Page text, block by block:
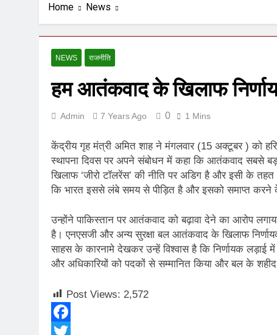
हरियाणा सरकार के
1 Year Ago
पाकिस्तान और PoK
1 Year Ago
1 Year Ago
धरती पर लौटीं
1 Year Ago
अनुराधा प्रकाशन, नई
कितना बदल गया
2 Years Ago
दिल्ली की फ़िरदौस
2 Years Ago
Home News
NEWS राजनीति
हम आतंकवाद के खिलाफ
Admin 7 Years Ago 0 1 Mins
केंद्रीय गृह मंत्री अमित शाह ने मंगलवार (15 अक्टूबर ) को
स्थापना दिवस पर अपने संबोधन में कहा कि आतंकवाद सबसे
खिलाफ ‘जीरो टॉलरेंस’ की नीति पर अडिग है और इसी के
कि भारत इससे लंबे समय से पीड़ित है और इसको समाप्त करने
उन्होंने पाकिस्तान पर आतंकवाद को बढ़ावा देने का आरोप
है। एनएसजी और अन्य सुरक्षा बल आतंकवाद के खिलाफ
साहस के कारनामे देखकर उन्हें विश्वास है कि निर्णायक लड़ाई
और अधिकारियों को पदकों से सम्मानित किया और बल के शहीद
Post Views: 2,572
Facebook